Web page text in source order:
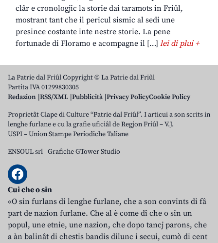
clâr e cronologjic la storie dai taramots in Friûl,
mostrant tant che il pericul sismic al sedi une
presince costante inte nestre storie. La pene
fortunade di Floramo e acompagne il […] lei di plui +
La Patrie dal Friûl Copyright © La Patrie dal Friûl
Partita IVA 01299830305
Redazion RSS/XML Pubblicità Privacy PolicyCookie Policy
Proprietât Clape di Culture “Patrie dal Friûl”. I articui a son scrits in
lenghe furlane e cu la grafie uficiâl de Regjon Friûl – V.J.
USPI – Union Stampe Periodiche Taliane
ENSOUL srl-Grafiche GTower Studio
Cui che o sin
«O sin furlans di lenghe furlane, che a son convints di fâ
part de nazion furlane. Che al è come dî che o sin un
popul, une etnie, une nazion, che dopo tancj parons, che
a àn balinât di chestis bandis dilunc i secui, cumò di cent